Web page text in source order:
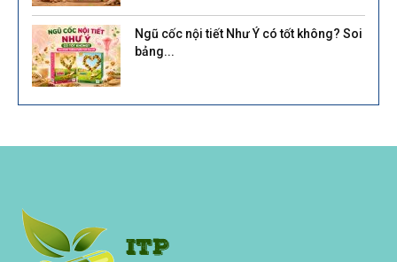
Ngũ cốc nội tiết Như Ý có tốt không? Soi
bảng...